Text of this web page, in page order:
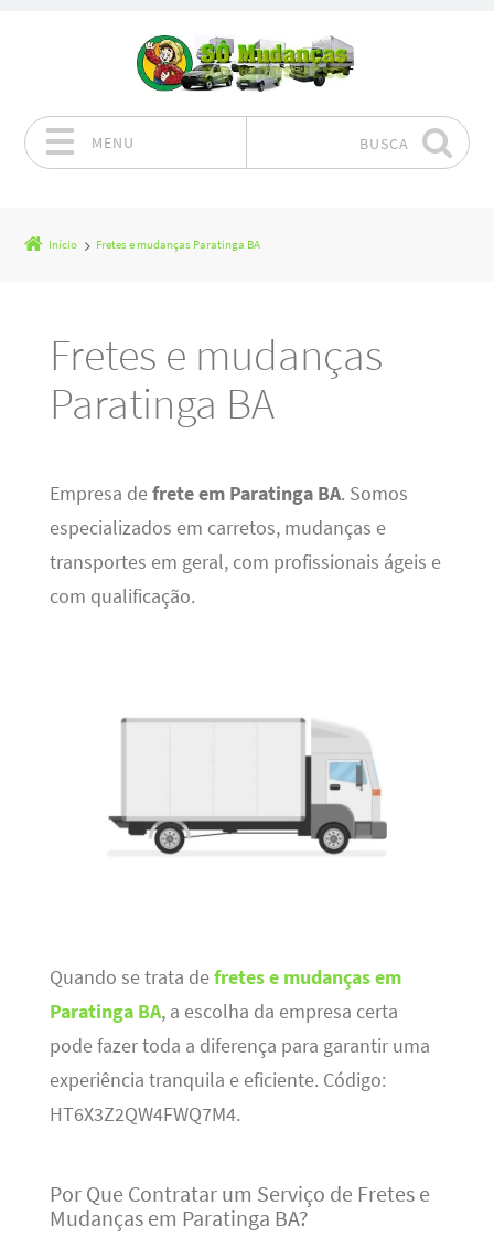
MENU BUSCA
Início Fretes e mudanças Paratinga BA
Fretes e mudanças
Paratinga BA
Empresa defrete em Paratinga BA. Somos
especializados em carretos, mudanças e
transportes em geral, com profissionais ágeis e
com qualificação.
Quando se trata defretes e mudanças em
Paratinga BA, a escolha da empresa certa
pode fazer toda a diferença para garantir uma
experiência tranquila e eficiente. Código:
HT6X3Z2QW4FWQ7M4.
Por Que Contratar um Serviço de Fretes e
Mudanças em Paratinga BA?